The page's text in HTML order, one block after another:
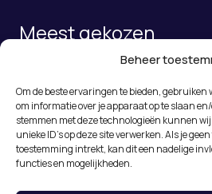
Beheer
Om de beste ervaringen te bieden, gebruiken
om informatie over je apparaat op te slaan
stemmen met deze technologieën kunnen
unieke ID's op deze site verwerken. Als je
toestemming intrekt, kan dit een nadelige
functies en mogelijkheden.
Meest gekozen
Online afspraak maken
Rugklachten Roosendaal
Medical Taping